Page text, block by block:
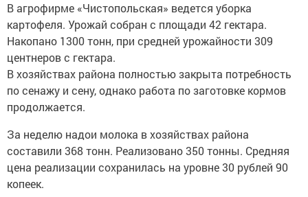
В агрофирме «Чистопольская» ведется уборка
картофеля. Урожай собран с площади 42 гектара.
Накопано 1300 тонн, при средней урожайности 309
центнеров с гектара.
В хозяйствах района полностью закрыта потребность
по сенажу и сену, однако работа по заготовке кормов
продолжается.
За неделю надои молока в хозяйствах района
составили 368 тонн. Реализовано 350 тонны. Средняя
цена реализации сохранилась на уровне 30 рублей 90
копеек.